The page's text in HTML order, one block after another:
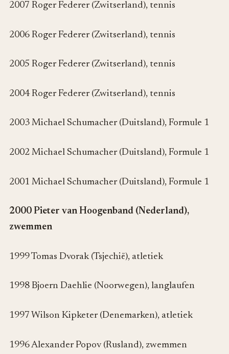
2007 Roger Federer (Zwitserland), tennis
2006 Roger Federer (Zwitserland), tennis
2005 Roger Federer (Zwitserland), tennis
2004 Roger Federer (Zwitserland), tennis
2003 Michael Schumacher (Duitsland), Formule 1
2002 Michael Schumacher (Duitsland), Formule 1
2001 Michael Schumacher (Duitsland), Formule 1
2000 Pieter van Hoogenband (Nederland),
zwemmen
1999 Tomas Dvorak (Tsjechië), atletiek
1998 Bjoern Daehlie (Noorwegen), langlaufen
1997 Wilson Kipketer (Denemarken), atletiek
1996 Alexander Popov (Rusland), zwemmen